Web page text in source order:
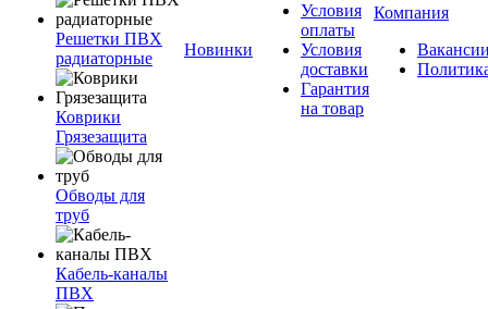
Решетки ПВХ
радиаторные
Коврики
Грязезащита
Обводы для
труб
Кабель-каналы
ПВХ
Новинки
Условия
оплаты
Условия
доставки
Гарантия
на товар
Компания